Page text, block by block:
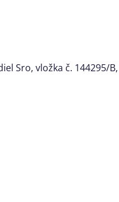
Sro, vložka č. 144295/B,